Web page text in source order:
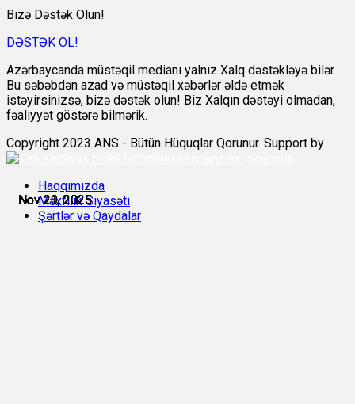
Nov 20, 2025
Nov 21, 2025
Nov 21, 2025
Nov 21, 2025
Nov 21, 2025
Nov 21, 2025
Bizə Dəstək Olun!
DƏSTƏK OL!
Azərbaycanda müstəqil medianı yalnız Xalq dəstəkləyə bilər.
Bu səbəbdən azad və müstəqil xəbərlər əldə etmək
istəyirsinizsə, bizə dəstək olun! Biz Xalqın dəstəyi olmadan,
fəaliyyət göstərə bilmərik.
Copyright 2023 ANS - Bütün Hüquqlar Qorunur. Support by
Haqqımızda
Məxfilik Siyasəti
Şərtlər və Qaydalar